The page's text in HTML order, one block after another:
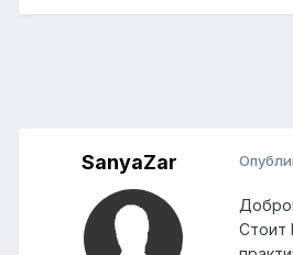
SanyaZar
Стоит